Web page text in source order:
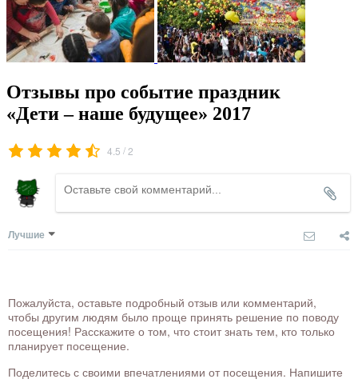
Отзывы про событие праздник
«Дети – наше будущее» 2017
4.5 /2
Лучшие
Пожалуйста, оставьте подробный отзыв или комментарий,
чтобы другим людям было проще принять решение по поводу
посещения! Расскажите о том, что стоит знать тем, кто только
планирует посещение.
Поделитесь с своими впечатлениями от посещения. Напишите